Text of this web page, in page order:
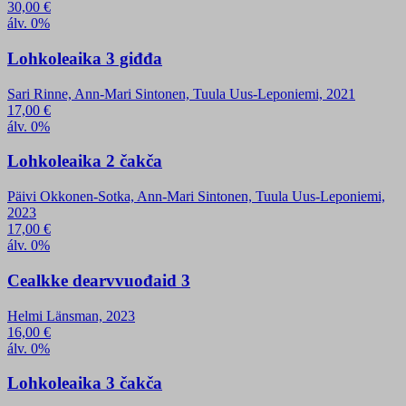
30,00 €
álv. 0%
Lohkoleaika 3 giđđa
Sari Rinne, Ann-Mari Sintonen, Tuula Uus-Leponiemi, 2021
17,00 €
álv. 0%
Lohkoleaika 2 čakča
Päivi Okkonen-Sotka, Ann-Mari Sintonen, Tuula Uus-Leponiemi,
2023
17,00 €
álv. 0%
Cealkke dearvvuođaid 3
Helmi Länsman, 2023
16,00 €
álv. 0%
Lohkoleaika 3 čakča